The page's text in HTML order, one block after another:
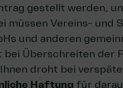
gestellt werden,
müssen Vereins-
und anderen
bei Überschreiten der
droht bei
Haftung für